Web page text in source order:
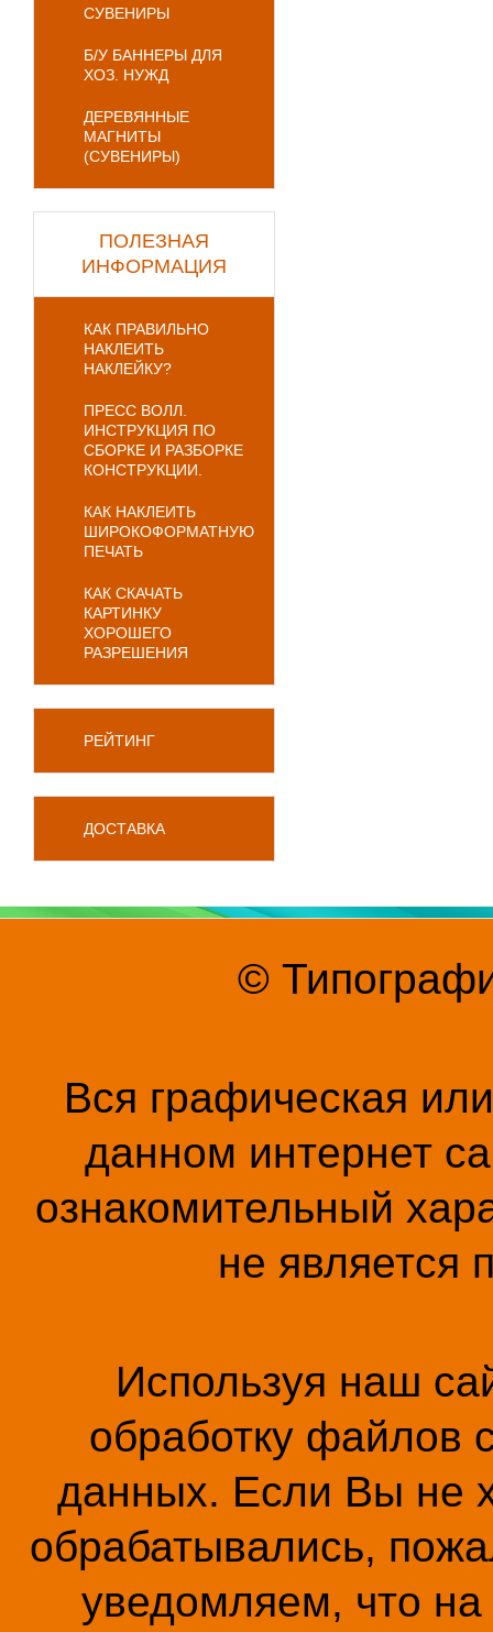
СУВЕНИРЫ
Б/У БАННЕРЫ ДЛЯ
ХОЗ. НУЖД
ДЕРЕВЯННЫЕ
МАГНИТЫ
(СУВЕНИРЫ)
ПОЛЕЗНАЯ
ИНФОРМАЦИЯ
КАК ПРАВИЛЬНО
НАКЛЕИТЬ
НАКЛЕЙКУ?
ПРЕСС ВОЛЛ.
ИНСТРУКЦИЯ ПО
СБОРКЕ И РАЗБОРКЕ
КОНСТРУКЦИИ.
КАК НАКЛЕИТЬ
ШИРОКОФОРМАТНУЮ
ПЕЧАТЬ
КАК СКАЧАТЬ
КАРТИНКУ
ХОРОШЕГО
РАЗРЕШЕНИЯ
РЕЙТИНГ
ДОСТАВКА
©
Вся графическая
данном интернет
ознакомительный
не является
Используя наш
обработку файлов
данных. Если Вы не
обрабатывались,
уведомляем, что на